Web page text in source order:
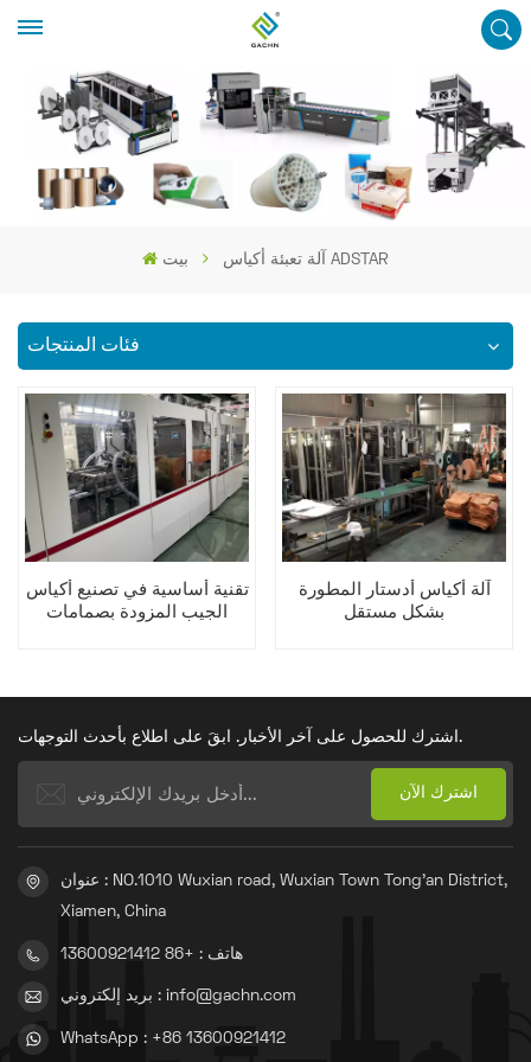
بيت آلة تعبئة أكياس ADSTAR
فئات المنتجات
تقنية أساسية في تصنيع أكياس
الجيب المزودة بصمامات
آلة أكياس أدستار المطورة
بشكل مستقل
اشترك للحصول على آخر الأخبار. ابقَ على اطلاع بأحدث التوجهات.
عنوان : NO.1010 Wuxian road, Wuxian Town Tong'an District,
Xiamen, China
هاتف : +86 13600921412
بريد إلكتروني : info@gachn.com
WhatsApp : +86 13600921412